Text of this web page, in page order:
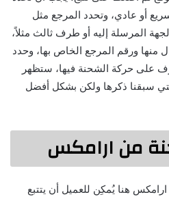
أو عادي، وتحدد المرجع مثل
المرسلة إليه أو طرف ثالث مثلاً،
منها ورقم المرجع الخاص بها، وحدد
على حركة الشحنة فيها، ستظهر
سبقنا ذكرها ولكن بشكل أفضل
من ارامكس
هنا يُمكِن للعميل أن يتتبع